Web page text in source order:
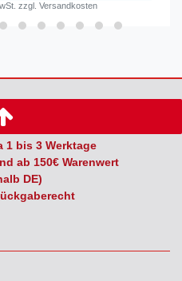
zzgl.Versandkosten
1 bis 3 Werktage
ab 150€ Warenwert
DE)